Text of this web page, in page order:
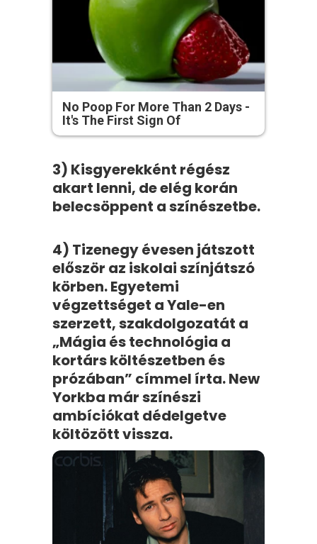
No Poop For More Than 2 Days -
It's The First Sign Of
3) Kisgyerekként régész
akart lenni, de elég korán
belecsöppent a színészetbe.
4) Tizenegy évesen játszott
először az iskolai színjátszó
körben. Egyetemi
végzettséget a Yale-en
szerzett, szakdolgozatát a
„Mágia és technológia a
kortárs költészetben és
prózában” címmel írta. New
Yorkba már színészi
ambíciókat dédelgetve
költözött vissza.